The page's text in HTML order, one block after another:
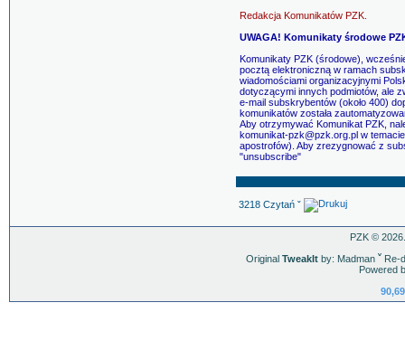
Redakcja Komunikatów PZK.
UWAGA! Komunikaty środowe
Komunikaty PZK (środowe),
pocztą elektroniczną w ramach
wiadomościami organizacyjnymi
dotyczącymi innych podmiotów, ale
e-mail subskrybentów (około 400)
komunikatów została
Aby otrzymywać Komunikat PZK,
komunikat-pzk@pzk.org.pl w
apostrofów). Aby zrezygnować z
"unsubscribe"
3218 Czytań ˇ
PZK ©
Original TweakItby: Madman ˇRe-
Powered